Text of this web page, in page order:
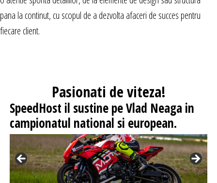
pana la continut, cu scopul de a dezvolta afaceri de succes pentru
fiecare client.
Pasionati de viteza!
SpeedHost il sustine pe Vlad Neaga in
campionatul national si european.